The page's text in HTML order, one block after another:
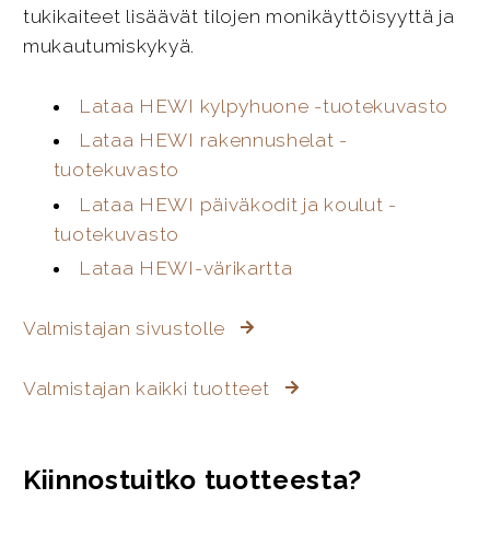
tukikaiteet lisäävät tilojen monikäyttöisyyttä ja
mukautumiskykyä.
Lataa HEWI kylpyhuone -tuotekuvasto
Lataa HEWI rakennushelat -
tuotekuvasto
Lataa HEWI päiväkodit ja koulut -
tuotekuvasto
Lataa HEWI-värikartta
Valmistajan sivustolle
Valmistajan kaikki tuotteet
Kiinnostuitko tuotteesta?